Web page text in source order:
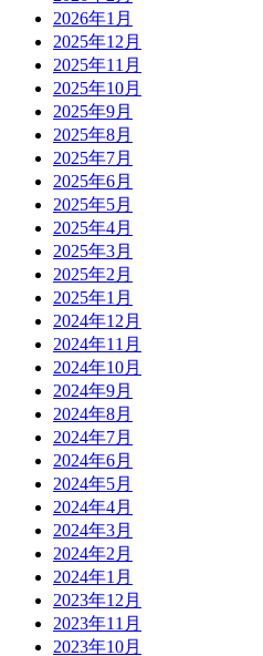
2026年1月
2025年12月
2025年11月
2025年10月
2025年9月
2025年8月
2025年7月
2025年6月
2025年5月
2025年4月
2025年3月
2025年2月
2025年1月
2024年12月
2024年11月
2024年10月
2024年9月
2024年8月
2024年7月
2024年6月
2024年5月
2024年4月
2024年3月
2024年2月
2024年1月
2023年12月
2023年11月
2023年10月